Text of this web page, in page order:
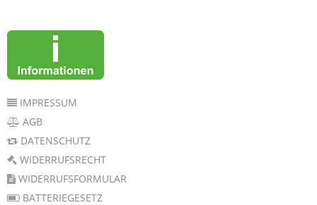
IMPRESSUM
AGB
DATENSCHUTZ
WIDERRUFSRECHT
WIDERRUFSFORMULAR
BATTERIEGESETZ